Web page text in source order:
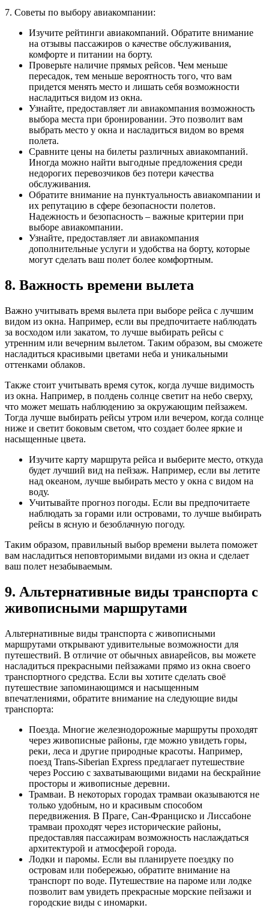
7. Советы по выбору авиакомпании:
Изучите рейтинги авиакомпаний. Обратите внимание
на отзывы пассажиров о качестве обслуживания,
комфорте и питании на борту.
Проверьте наличие прямых рейсов. Чем меньше
пересадок, тем меньше вероятность того, что вам
придется менять место и лишать себя возможности
насладиться видом из окна.
Узнайте, предоставляет ли авиакомпания возможность
выбора места при бронировании. Это позволит вам
выбрать место у окна и насладиться видом во время
полета.
Сравните цены на билеты различных авиакомпаний.
Иногда можно найти выгодные предложения среди
недорогих перевозчиков без потери качества
обслуживания.
Обратите внимание на пунктуальность авиакомпании и
их репутацию в сфере безопасности полетов.
Надежность и безопасность – важные критерии при
выборе авиакомпании.
Узнайте, предоставляет ли авиакомпания
дополнительные услуги и удобства на борту, которые
могут сделать ваш полет более комфортным.
8. Важность времени вылета
Важно учитывать время вылета при выборе рейса с лучшим
видом из окна. Например, если вы предпочитаете наблюдать
за восходом или закатом, то лучше выбирать рейсы с
утренним или вечерним вылетом. Таким образом, вы сможете
насладиться красивыми цветами неба и уникальными
оттенками облаков.
Также стоит учитывать время суток, когда лучше видимость
из окна. Например, в полдень солнце светит на небо сверху,
что может мешать наблюдению за окружающим пейзажем.
Тогда лучше выбирать рейсы утром или вечером, когда солнце
ниже и светит боковым светом, что создает более яркие и
насыщенные цвета.
Изучите карту маршрута рейса и выберите место, откуда
будет лучший вид на пейзаж. Например, если вы летите
над океаном, лучше выбирать место у окна с видом на
воду.
Учитывайте прогноз погоды. Если вы предпочитаете
наблюдать за горами или островами, то лучше выбирать
рейсы в ясную и безоблачную погоду.
Таким образом, правильный выбор времени вылета поможет
вам насладиться неповторимыми видами из окна и сделает
ваш полет незабываемым.
9. Альтернативные виды транспорта с
живописными маршрутами
Альтернативные виды транспорта с живописными
маршрутами открывают удивительные возможности для
путешествий. В отличие от обычных авиарейсов, вы можете
насладиться прекрасными пейзажами прямо из окна своего
транспортного средства. Если вы хотите сделать своё
путешествие запоминающимся и насыщенным
впечатлениями, обратите внимание на следующие виды
транспорта:
Поезда. Многие железнодорожные маршруты проходят
через живописные районы, где можно увидеть горы,
реки, леса и другие природные красоты. Например,
поезд Trans-Siberian Express предлагает путешествие
через Россию с захватывающими видами на бескрайние
просторы и живописные деревни.
Трамваи. В некоторых городах трамваи оказываются не
только удобным, но и красивым способом
передвижения. В Праге, Сан-Франциско и Лиссабоне
трамваи проходят через исторические районы,
предоставляя пассажирам возможность наслаждаться
архитектурой и атмосферой города.
Лодки и паромы. Если вы планируете поездку по
островам или побережью, обратите внимание на
транспорт по воде. Путешествие на пароме или лодке
позволит вам увидеть прекрасные морские пейзажи и
городские виды с иномарки.